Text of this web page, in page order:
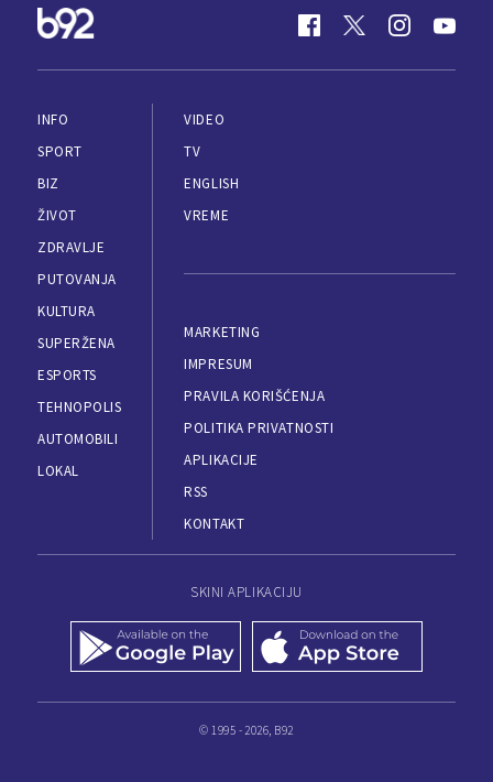
INFO
SPORT
BIZ
ŽIVOT
ZDRAVLJE
PUTOVANJA
KULTURA
SUPERŽENA
ESPORTS
TEHNOPOLIS
AUTOMOBILI
LOKAL
VIDEO
TV
ENGLISH
VREME
MARKETING
IMPRESUM
PRAVILA KORIŠĆENJA
POLITIKA PRIVATNOSTI
APLIKACIJE
RSS
KONTAKT
SKINI APLIKACIJU
© 1995 - 2026, B92